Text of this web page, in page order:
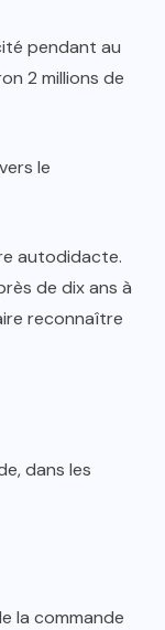
pendant au
2 millions de
le
autodidacte.
de dix ans à
reconnaître
dans les
la commande